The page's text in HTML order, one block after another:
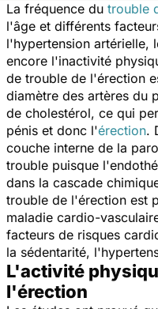
La fréquence du trouble
l'âge et différents
l'hypertension artérielle,
encore l'inactivité
de trouble de l'érection
diamètre des artères du
de cholestérol, ce qui
pénis et donc l'érection.
couche interne de la
trouble puisque
dans la cascade
trouble de l'érection est
maladie cardio-
facteurs de risques
la sédentarité,
L'activité
l'érection